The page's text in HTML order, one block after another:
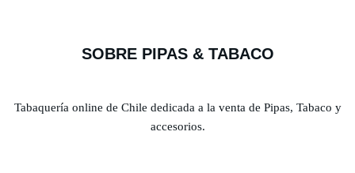
SOBRE PIPAS & TABACO
Tabaquería online de Chile dedicada a la venta de Pipas, Tabaco y
accesorios.